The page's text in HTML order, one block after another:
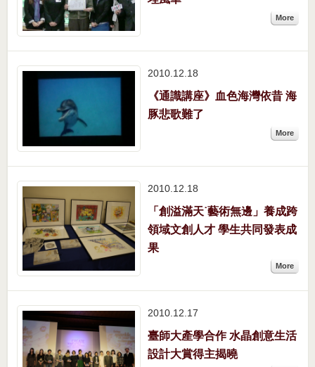
More
2010.12 18
《通識講座》血色海灣依昔 海
豚悲歌難了
More
2010.12 18
「創溢滿天˙藝術無邊」養成跨
領域文創人才 學生共同發表成
果
More
2010.12 17
臺師大產學合作 水晶創意生活
設計大賞得主揭曉